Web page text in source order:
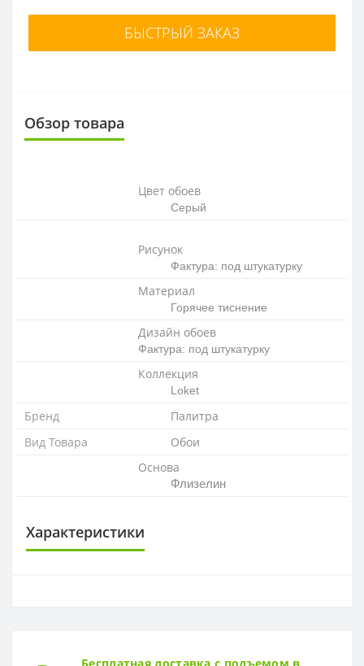
БЫСТРЫЙ ЗАКАЗ
Обзор товара
Цвет обоев
Серый
Рисунок
Фактура: под штукатурку
Материал
Горячее тиснение
Дизайн обоев
Фактура: под штукатурку
Коллекция
Loket
Бренд
Палитра
Вид Товара
Обои
Основа
Флизелин
Характеристики